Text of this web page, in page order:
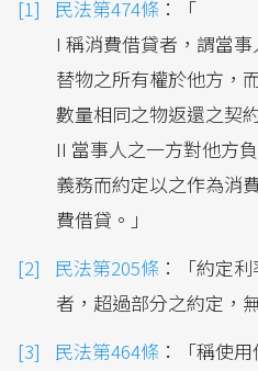
民法第474條 ：「
I 稱消費借貸者，謂當
替物之所有權於他方，
數量相同之物返還之契
II 當事人之一方對他方
義務而約定以之作為消
費借貸。」
民法第205條 ：「約定
者，超過部分之約定，無
民法第464條 ：「稱使